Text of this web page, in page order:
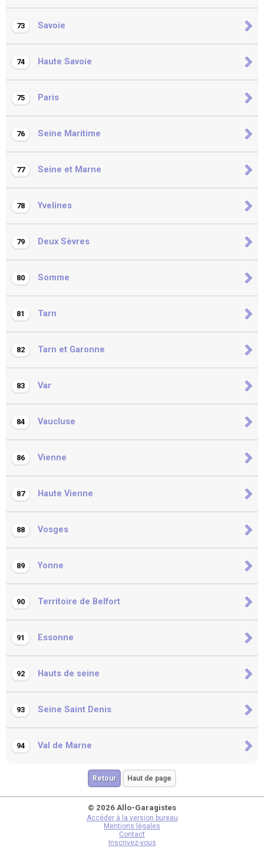
73 Savoie
74 Haute Savoie
75 Paris
76 Seine Maritime
77 Seine et Marne
78 Yvelines
79 Deux Sèvres
80 Somme
81 Tarn
82 Tarn et Garonne
83 Var
84 Vaucluse
86 Vienne
87 Haute Vienne
88 Vosges
89 Yonne
90 Territoire de Belfort
91 Essonne
92 Hauts de seine
93 Seine Saint Denis
94 Val de Marne
Retour Haut de page
© 2026 Allo-Garagistes
Accéder à la version bureau
Mentions légales
Contact
Inscrivez-vous